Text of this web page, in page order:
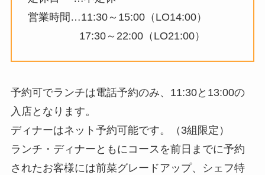
営業時間…11:30～15:00（LO14:00）
17:30～22:00（LO21:00）
予約可でランチは電話予約のみ、11:30と13:00の
入店となります。
ディナーはネット予約可能です。（3組限定）
ランチ・ディナーともにコースを前日までに予約
されたお客様には前菜グレードアップ、シェフ特